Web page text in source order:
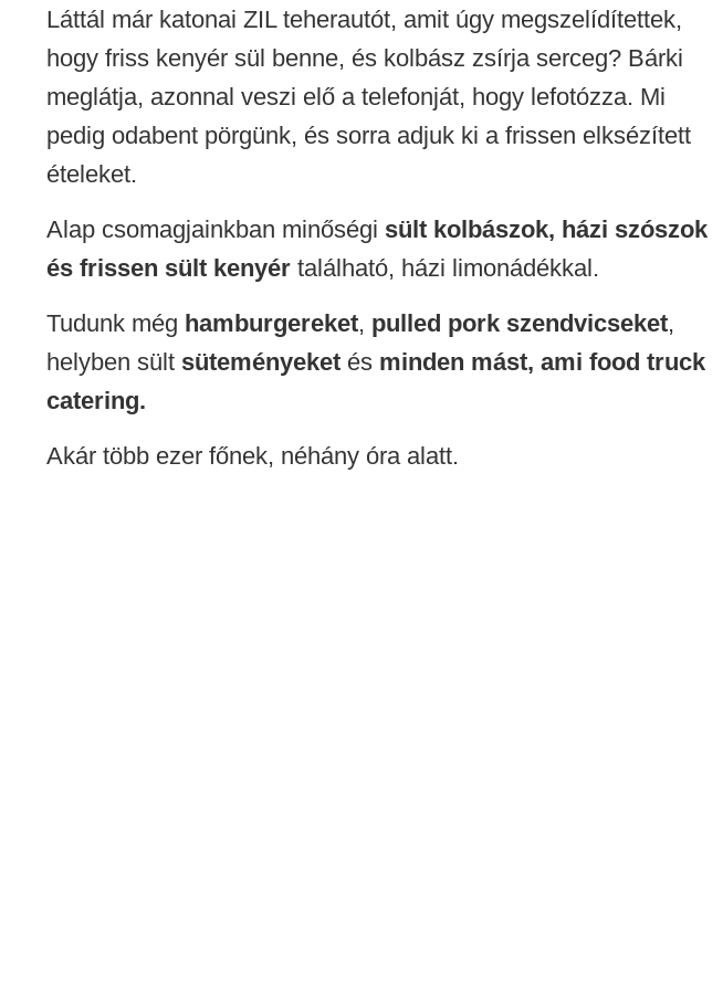
Láttál már katonai ZIL teherautót, amit úgy megszelídítettek,
hogy friss kenyér sül benne, és kolbász zsírja serceg? Bárki
meglátja, azonnal veszi elő a telefonját, hogy lefotózza. Mi
pedig odabent pörgünk, és sorra adjuk ki a frissen elksézített
ételeket.
Alap csomagjainkban minőségi sült kolbászok, házi szószok
és frissen sült kenyér található, házi limonádékkal.
Tudunk még hamburgereket, pulled pork szendvicseket,
helyben sült süteményeket és minden mást, ami food truck
catering.
Akár több ezer főnek, néhány óra alatt.